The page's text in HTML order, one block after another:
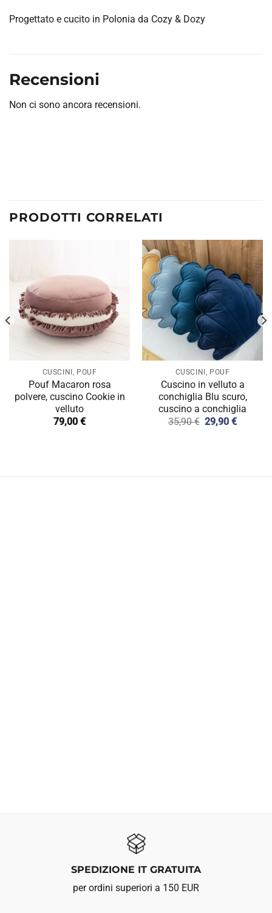
Progettato e cucito in Polonia da Cozy & Dozy
Recensioni
Non ci sono ancora recensioni.
PRODOTTI CORRELATI
CUSCINI, POUF
Pouf Macaron rosa
polvere, cuscino Cookie in
velluto
79,00 €
CUSCINI, POUF
Cuscino in velluto a
conchiglia Blu scuro,
cuscino a conchiglia
35,90€ Il
29,90€Il
SPEDIZIONE IT GRATUITA
per ordini superiori a 150 EUR